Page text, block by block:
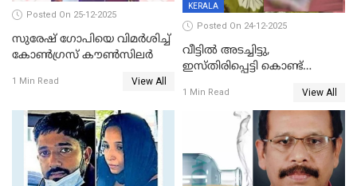
Posted On 25-12-2025
സുരേഷ് ഗോപിയെ വിമര്‍ശിച്ച്
കോണ്‍ഗ്രസ് കൗണ്‍സിലര്‍
1 Min Read View All
KERALA
Posted On 24-12-2025
വീട്ടിൽ അടച്ചിട്ടു,
ഇസ്തിരിപ്പെട്ടി കൊണ്ട്
ഗർഭിണിയായ യുവതിക്ക് ക്രൂര
1 Min Read View All